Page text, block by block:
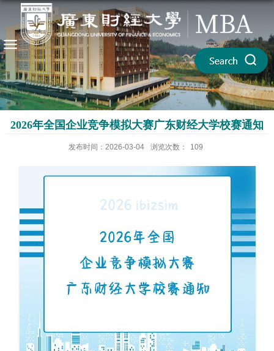
2026年全国企业竞争模拟大赛广东财经大学校赛通知
发布时间：2026-03-04 浏览次数： 109